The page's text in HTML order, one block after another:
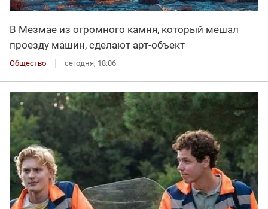
В Мезмае из огромного камня, который мешал
проезду машин, сделают арт-объект
Общество сегодня, 18:06